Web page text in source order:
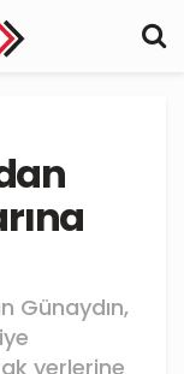
Günaydın,
yerlerine